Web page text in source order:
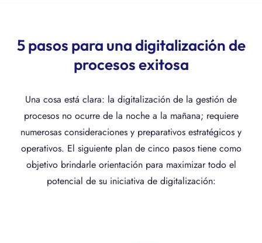
5 pasos para una digitalización de
procesos exitosa
Una cosa está clara: la digitalización de la gestión de
procesos no ocurre de la noche a la mañana; requiere
numerosas consideraciones y preparativos estratégicos y
operativos. El siguiente plan de cinco pasos tiene como
objetivo brindarle orientación para maximizar todo el
potencial de su iniciativa de digitalización: